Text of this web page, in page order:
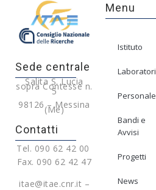
Sede centrale
Salita S. Lucia
sopra Contesse n.
5
98126 – Messina
(Me)
Contatti
Tel. 090 62 42 00
Fax. 090 62 42 47
itae@itae.cnr.it –
Menu
Istituto
Laboratori
Personale
Bandi e
Avvisi
Progetti
News